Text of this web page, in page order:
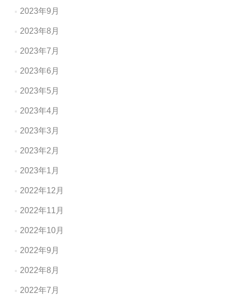
2023年9月
2023年8月
2023年7月
2023年6月
2023年5月
2023年4月
2023年3月
2023年2月
2023年1月
2022年12月
2022年11月
2022年10月
2022年9月
2022年8月
2022年7月